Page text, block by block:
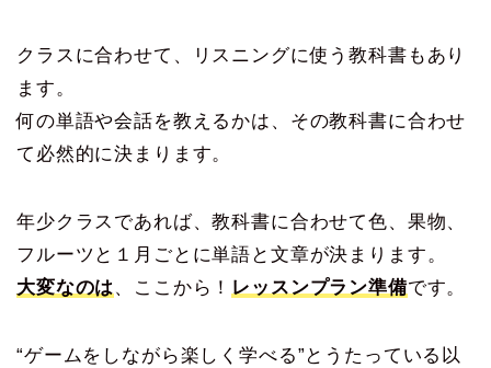
クラスに合わせて、リスニングに使う教科書もあり
ます。
何の単語や会話を教えるかは、その教科書に合わせ
て必然的に決まります。
年少クラスであれば、教科書に合わせて色、果物、
フルーツと１月ごとに単語と文章が決まります。
大変なのは、ここから！ レッスンプラン準備です。
“ゲームをしながら楽しく学べる”とうたっている以